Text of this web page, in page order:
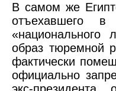
В самом же
отъехавшего в
«национального
образ тюремной
фактически
официально